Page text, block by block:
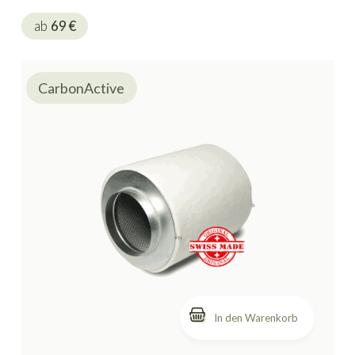
ab 69€
In den Warenkorb
CarbonActive